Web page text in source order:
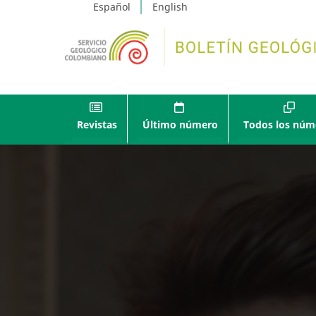
Español English
Revistas Último número Todos los